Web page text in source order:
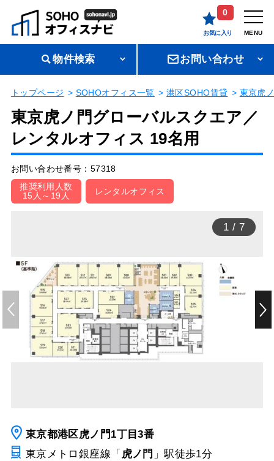
0
お気に入り MENU
物件検索 お問い合わせ
トップページ SOHOオフィス一覧 港区SOHO賃貸 東京虎
東京虎ノ門グローバルスクエア／
レンタルオフィス 19名用
お問い合わせ番号：57318
推奨利用人数
15人～19人
レンタルオフィス
1 / 7
東京都港区虎ノ門1丁目3番
東京メトロ銀座線「 虎ノ門 」駅徒歩1分